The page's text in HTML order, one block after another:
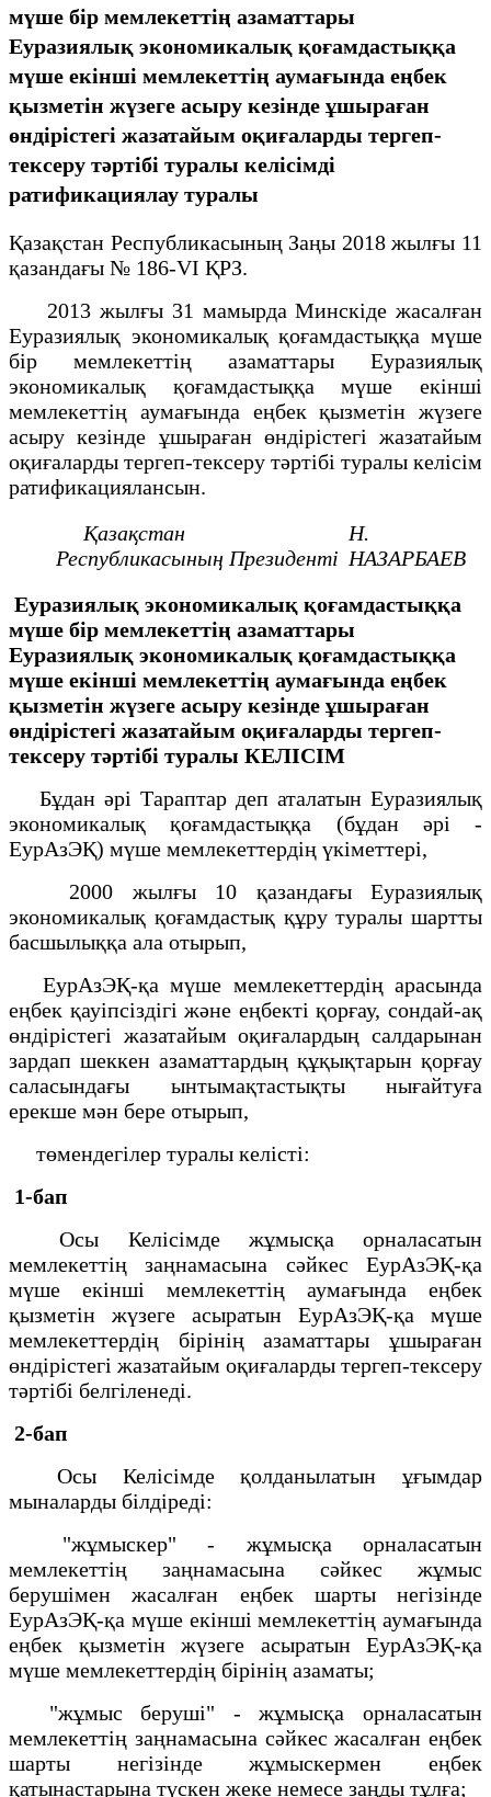
мүше бір мемлекеттің азаматтары
Еуразиялық экономикалық қоғамдастыққа
мүше екінші мемлекеттің аумағында еңбек
қызметін жүзеге асыру кезінде ұшыраған
өндірістегі жазатайым оқиғаларды тергеп-
тексеру тәртібі туралы келісімді
ратификациялау туралы
Қазақстан Республикасының Заңы 2018 жылғы 11
қазандағы № 186-VІ ҚРЗ.
2013 жылғы 31 мамырда Минскіде жасалған
Еуразиялық экономикалық қоғамдастыққа мүше
бір мемлекеттің азаматтары Еуразиялық
экономикалық қоғамдастыққа мүше екінші
мемлекеттің аумағында еңбек қызметін жүзеге
асыру кезінде ұшыраған өндірістегі жазатайым
оқиғаларды тергеп-тексеру тәртібі туралы келiсiм
ратификациялансын.
Қазақстан
Республикасының Президенті
Н.
НАЗАРБАЕВ
Еуразиялық экономикалық қоғамдастыққа
мүше бір мемлекеттің азаматтары
Еуразиялық экономикалық қоғамдастыққа
мүше екінші мемлекеттің аумағында еңбек
қызметін жүзеге асыру кезінде ұшыраған
өндірістегі жазатайым оқиғаларды тергеп-
тексеру тәртібі туралы КЕЛІСІМ
Бұдан әрі Тараптар деп аталатын Еуразиялық
экономикалық қоғамдастыққа (бұдан әрі -
ЕурАзЭҚ) мүше мемлекеттердің үкіметтері,
2000 жылғы 10 қазандағы Еуразиялық
экономикалық қоғамдастық құру туралы шартты
басшылыққа ала отырып,
ЕурАзЭҚ-қа мүше мемлекеттердің арасында
еңбек қауіпсіздігі және еңбекті қорғау, сондай-ақ
өндірістегі жазатайым оқиғалардың салдарынан
зардап шеккен азаматтардың құқықтарын қорғау
саласындағы ынтымақтастықты нығайтуға
ерекше мән бере отырып,
төмендегілер туралы келісті:
1-бап
Осы Келісімде жұмысқа орналасатын
мемлекеттің заңнамасына сәйкес ЕурАзЭҚ-қа
мүше екінші мемлекеттің аумағында еңбек
қызметін жүзеге асыратын ЕурАзЭҚ-қа мүше
мемлекеттердің бірінің азаматтары ұшыраған
өндірістегі жазатайым оқиғаларды тергеп-тексеру
тәртібі белгіленеді.
2-бап
Осы Келісімде қолданылатын ұғымдар
мыналарды білдіреді:
"жұмыскер" - жұмысқа орналасатын
мемлекеттің заңнамасына сәйкес жұмыс
берушімен жасалған еңбек шарты негізінде
ЕурАзЭҚ-қа мүше екінші мемлекеттің аумағында
еңбек қызметін жүзеге асыратын ЕурАзЭҚ-қа
мүше мемлекеттердің бірінің азаматы;
"жұмыс беруші" - жұмысқа орналасатын
мемлекеттің заңнамасына сәйкес жасалған еңбек
шарты негізінде жұмыскермен еңбек
қатынастарына түскен жеке немесе заңды тұлға;